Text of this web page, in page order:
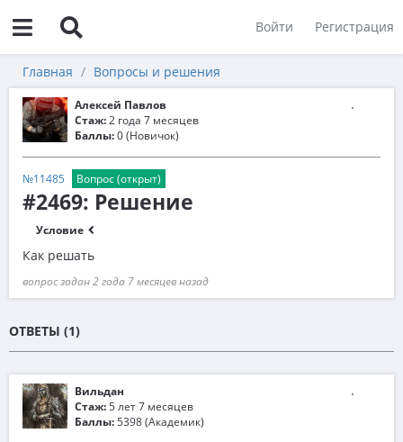
Войти Регистрация
Главная Вопросы и решения
Алексей Павлов
Стаж:2 года 7 месяцев
Баллы:0 (Новичок)
№11485 Вопрос (открыт)
#2469: Решение
Условие
Как решать
вопрос задан 2 года 7 месяцев назад
ОТВЕТЫ (1)
Вильдан
Стаж:5 лет 7 месяцев
Баллы:5398 (Академик)